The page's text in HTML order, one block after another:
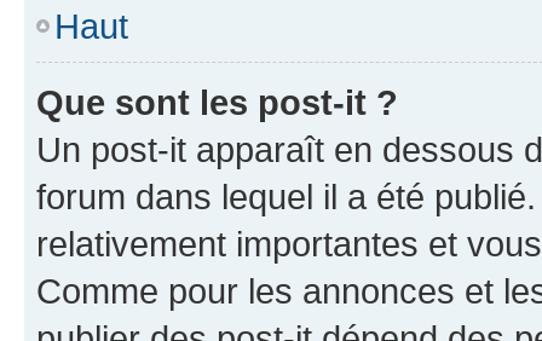
Haut
Que sont les post-it ?
Un post-it apparaît en dessous
forum dans lequel il a été
relativement importantes et
Comme pour les annonces et